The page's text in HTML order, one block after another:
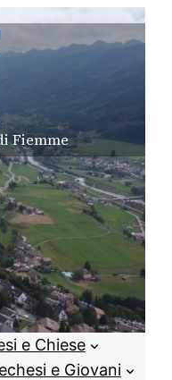
Fiemme
e Chiese
e Giovani